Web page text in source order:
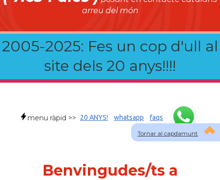
arreu del món
2005-2025: Fes un cop d'ull al
site dels 20 anys!!!!
Tornar al capdamunt
menu ràpid >> 20 ANYS! whatsapp faqs
Benvingudes/ts a